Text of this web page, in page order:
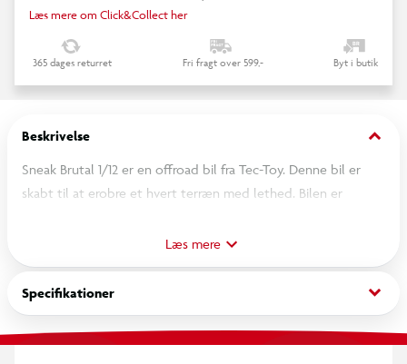
Læs mere om Click&Collect her
365 dages returret Fri fragt over 599,- Byt i butik
Beskrivelse keyboard_arrow_down
Sneak Brutal 1/12 er en offroad bil fra Tec-Toy. Denne bil er
skabt til at erobre et hvert terræn med lethed. Bilen er
vejgreb, så du kan køre gennem ujævnt terræn, grusveje og
endda små forhindringer.
Læs mere
Specifikationer keyboard_arrow_down